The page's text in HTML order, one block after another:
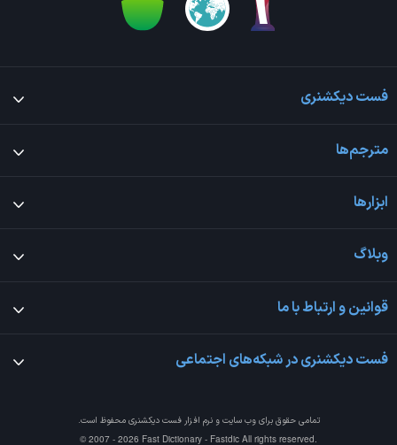
فست دیکشنری
مترجم‌ها
ابزارها
وبلاگ
قوانین و ارتباط با ما
فست دیکشنری در شبکه‌های اجتماعی
تمامی حقوق برای وب سایت و نرم افزارفست دیکشنری محفوظ است.
© 2007 - 2026 Fast Dictionary - Fastdic All rights reserved.